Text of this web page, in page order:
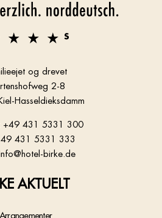
og drevet
2-8
Hasseldieksdamm
+49 431 5331 300
431 5331 333
birke.de
AKTUELT
Arrangementer